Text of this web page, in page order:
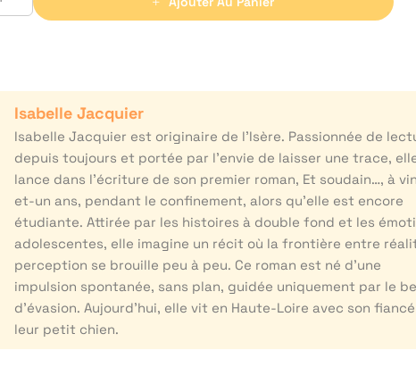
Isabelle Jacquier
Isabelle Jacquier est originaire de l’Isère. Passionnée de
depuis toujours et portée par l’envie de laisser une trace,
lance dans l’écriture de son premier roman, Et soudain…, à
et-un ans, pendant le confinement, alors qu’elle est encore
étudiante. Attirée par les histoires à double fond et les
adolescentes, elle imagine un récit où la frontière entre
perception se brouille peu à peu. Ce roman est né d’une
impulsion spontanée, sans plan, guidée uniquement par le
d’évasion. Aujourd’hui, elle vit en Haute-Loire avec son
leur petit chien.